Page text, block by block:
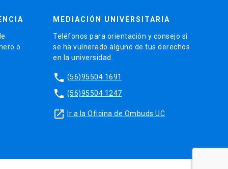
o
MEDIACIÓN UNIVERSITARIA
Teléfonos para orientación y consejo si
se ha vulnerado alguno de tus derechos
en la universidad.
phone (56)95504 1691
phone (56)95504 1247
launch Ir a la Oficina de Ombuds UC